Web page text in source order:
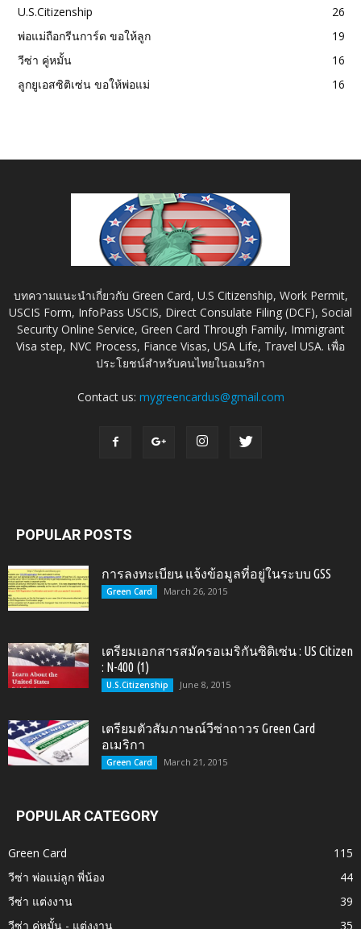
U.S.Citizenship
26
พ่อแม่ถือกรีนการ์ด ขอให้ลูก
19
วีซ่า คู่หมั้น
16
ลูกยูเอสซิติเซ่น ขอให้พ่อแม่
16
บทความแนะนำเกี่ยวกับ Green Card, U.S Citizenship, Work Permit,
USCIS Form, InfoPass USCIS, Direct Consulate Filing (DCF), Social
Security Online Service, Green Card Through Family, Immigrant
Visa step, NVC Process, Fiance Visas, USA Life, Travel USA. เพื่อ
ประโยชน์สำหรับคนไทยในอเมริกา
Contact us: mygreencardus@gmail.com
POPULAR POSTS
การลงทะเบียน แจ้งข้อมูลที่อยู่ในระบบ GSS
Green Card March 26, 2015
เตรียมเอกสารสมัครอเมริกันซิติเซ่น : US Citizen
: N-400 (1)
U.S.Citizenship June 8, 2015
เตรียมตัวสัมภาษณ์วีซ่าถาวร Green Card
อเมริกา
Green Card March 21, 2015
POPULAR CATEGORY
Green Card
115
วีซ่า พ่อแม่ลูก พี่น้อง
44
วีซ่า แต่งงาน
39
วีซ่า คู่หมั้น - แต่งงาน
35